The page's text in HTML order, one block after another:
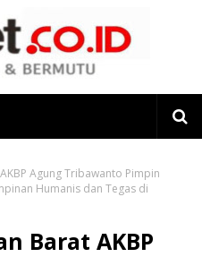
Agung Tribawanto Pimpin
Humanis dan Tegas di
Barat AKBP